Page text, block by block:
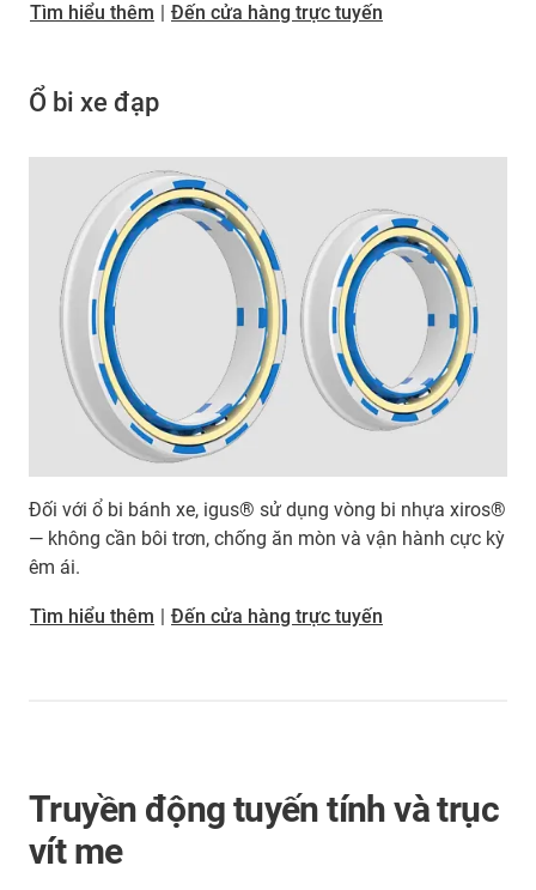
Tìm hiểu thêm Đến cửa hàng trực tuyến
Ổ bi xe đạp
Đối với ổ bi bánh xe, igus® sử dụng vòng bi nhựa xiros®
— không cần bôi trơn, chống ăn mòn và vận hành cực kỳ
êm ái.
Tìm hiểu thêm | Đến cửa hàng trực tuyến
Truyền động tuyến tính và trục
vít me